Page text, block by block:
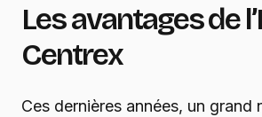
Les avantages de
Centrex
Ces dernières années, un grand